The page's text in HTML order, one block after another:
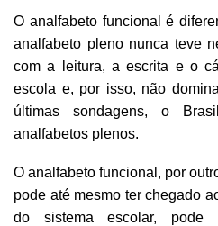
O analfabeto funcional é
analfabeto pleno nunca teve
com a leitura, a escrita e o
escola e, por isso, não
últimas sondagens, o
analfabetos plenos.
O analfabeto funcional, por
pode até mesmo ter chegado
do sistema escolar,